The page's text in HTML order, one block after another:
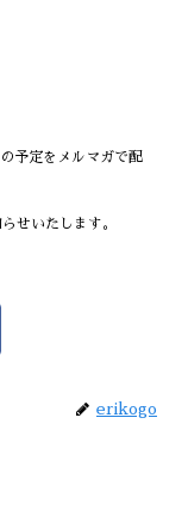
予定をメルマガで配
せいたします。
erikogo